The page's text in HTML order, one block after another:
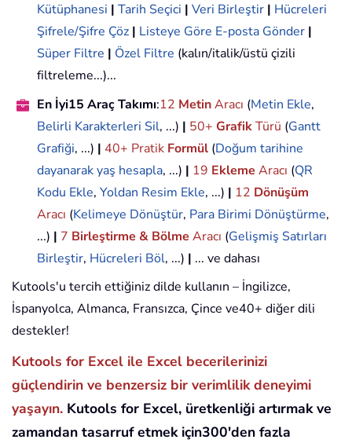
Kütüphanesi | Tarih Seçici | Veri Birleştir | Hücreleri
Şifrele/Şifre Çöz | Listeye Göre E-posta Gönder |
Süper Filtre | Özel Filtre (kalın/italik/üstü çizili
filtreleme...)...
En İyi15 Araç Takımı:12 MetinAracı (Metin Ekle,
Belirli Karakterleri Sil, ...) | 50+ GrafikTürü (Gantt
Grafiği, ...) | 40+ Pratik Formül (Doğum tarihine
dayanarak yaş hesapla, ...) | 19 Ekleme Aracı (QR
Kodu Ekle, Yoldan Resim Ekle, ...) | 12 Dönüşüm
Aracı (Kelimeye Dönüştür, Para Birimi Dönüştürme,
...) | 7 Birleştirme & Bölme Aracı (Gelişmiş Satırları
Birleştir, Hücreleri Böl, ...) | ... ve dahası
Kutools'u tercih ettiğiniz dilde kullanın – İngilizce,
İspanyolca, Almanca, Fransızca, Çince ve40+ diğer dili
destekler!
Kutools for Excel ile Excel becerilerinizi
güçlendirin ve benzersiz bir verimlilik deneyimi
yaşayın. Kutools for Excel, üretkenliği artırmak ve
zamandan tasarruf etmek için300'den fazla